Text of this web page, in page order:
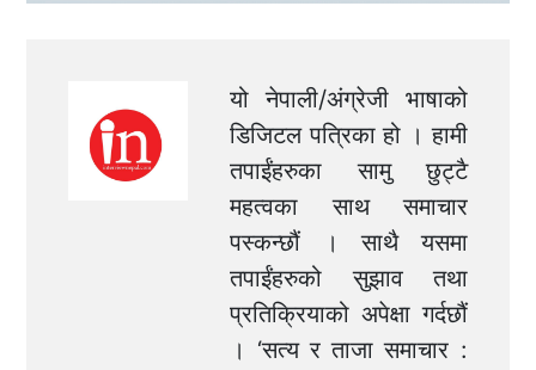
यो नेपाली/अंग्रेजी भाषाको
डिजिटल पत्रिका हो । हामी
तपाईंहरुका सामु छुट्टै
महत्वका साथ समाचार
पस्कन्छौं । साथै यसमा
तपाईंहरुको सुझाव तथा
प्रतिक्रियाको अपेक्षा गर्दछौं
। ‘सत्य र ताजा समाचार :